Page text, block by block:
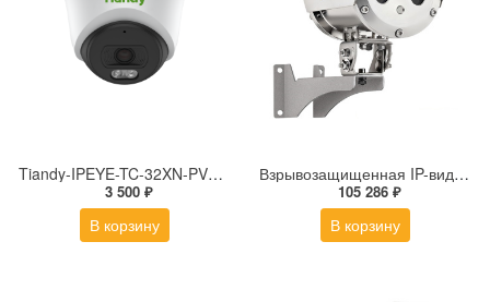
Tiandy-IPEYE-TC-32XN-PVZ 2Мп купольная «турель» IP камера с фиксированным объективом, серия SPARK со встроенным агентом IPEYE для ПВЗ
3 500 ₽
В корзину
Взрывозащищенная IP-видеокамера Релион Релион-Exd-Н-100-ИК-IP5Мп2.7-13.5Z-PoE-SD-МК-TR
105 286 ₽
В корзину